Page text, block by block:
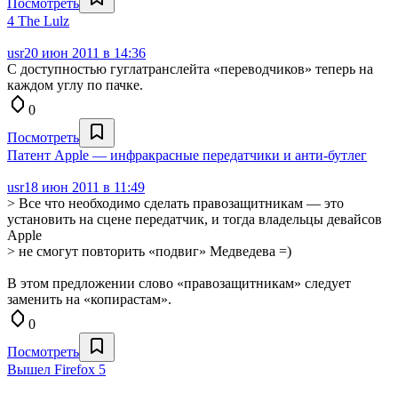
Посмотреть
4 The Lulz
usr20 июн 2011 в 14:36
С доступностью гуглатранслейта «переводчиков» теперь на
каждом углу по пачке.
0
Посмотреть
Патент Apple — инфракрасные передатчики и анти-бутлег
usr18 июн 2011 в 11:49
> Все что необходимо сделать правозащитникам — это
установить на сцене передатчик, и тогда владельцы девайсов
Apple
> не смогут повторить «подвиг» Медведева =)
В этом предложении слово «правозащитникам» следует
заменить на «копирастам».
0
Посмотреть
Вышел Firefox 5